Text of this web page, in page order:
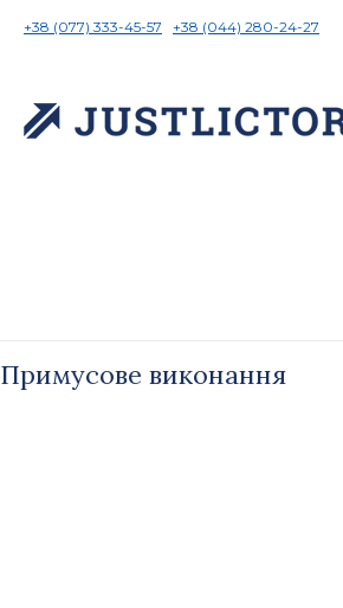
+38 (077) 333-45-57 +38 (044) 280-24-27
Примусове виконання